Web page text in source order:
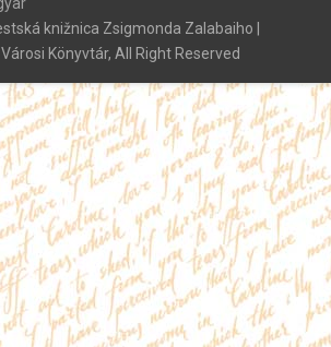
knižnica Zsigmonda Zalabaiho |
Könyvtár, All Right Reserved